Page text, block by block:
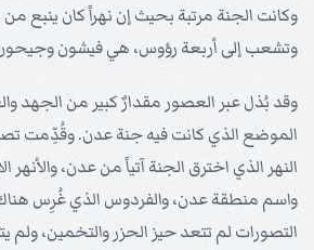
وكانت الجنة مرتبة بحيث إن نهراً كان ينبع
وتشعب إلى أربعة رؤوس، هي فيشون وجيحون
وقد بُذل عبر العصور مقدارٌ كبير من الجهد
الموضع الذي كانت فيه جنة عدن. وقُدِّمت
النهر الذي اخترق الجنة آتياً من عدن، والأنهر
واسم منطقة عدن، والفردوس الذي غُرِس
التصورات لم تتعد حيز الحزر والتخمين، ولم